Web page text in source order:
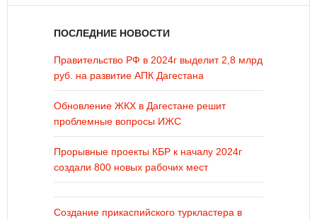
ПОСЛЕДНИЕ НОВОСТИ
Правительство РФ в 2024г выделит 2,8 млрд
руб. на развитие АПК Дагестана
Обновление ЖКХ в Дагестане решит
проблемные вопросы ИЖС
Прорывные проекты КБР к началу 2024г
создали 800 новых рабочих мест
Создание прикаспийского туркластера в